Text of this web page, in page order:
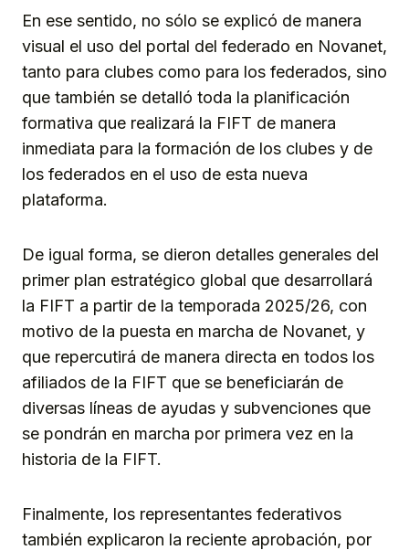
En ese sentido, no sólo se explicó de manera
visual el uso del portal del federado en Novanet,
tanto para clubes como para los federados, sino
que también se detalló toda la planificación
formativa que realizará la FIFT de manera
inmediata para la formación de los clubes y de
los federados en el uso de esta nueva
plataforma.
De igual forma, se dieron detalles generales del
primer plan estratégico global que desarrollará
la FIFT a partir de la temporada 2025/26, con
motivo de la puesta en marcha de Novanet, y
que repercutirá de manera directa en todos los
afiliados de la FIFT que se beneficiarán de
diversas líneas de ayudas y subvenciones que
se pondrán en marcha por primera vez en la
historia de la FIFT.
Finalmente, los representantes federativos
también explicaron la reciente aprobación, por